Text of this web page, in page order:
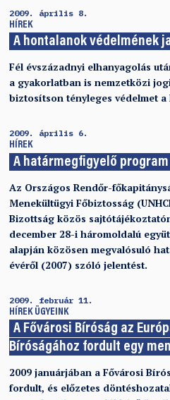
2009. április 8.
HÍREK
A hontalanok védelmének
Fél évszázadnyi elhanyagolás
a gyakorlatban is nemzetközi
biztosítson tényleges védelmet
2009. április 6.
HÍREK
A határmegfigyelő
Az Országos Rendőr-
Menekültügyi Főbiztosság
Bizottság közös
december 28-i háromoldalú
alapján közösen megvalósuló
évéről (2007) szóló jelentést.
2009. február 11.
HÍREK ÜGYEINK
A Fővárosi Bíróság az
Bíróságához fordult egy
2009 januárjában a Fővárosi
fordult, és előzetes